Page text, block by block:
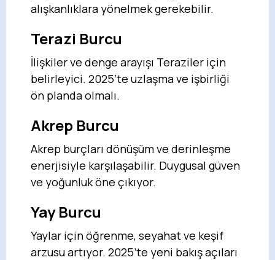
alışkanlıklara yönelmek gerekebilir.
Terazi Burcu
İlişkiler ve denge arayışı Teraziler için
belirleyici. 2025’te uzlaşma ve işbirliği
ön planda olmalı.
Akrep Burcu
Akrep burçları dönüşüm ve derinleşme
enerjisiyle karşılaşabilir. Duygusal güven
ve yoğunluk öne çıkıyor.
Yay Burcu
Yaylar için öğrenme, seyahat ve keşif
arzusu artıyor. 2025’te yeni bakış açıları